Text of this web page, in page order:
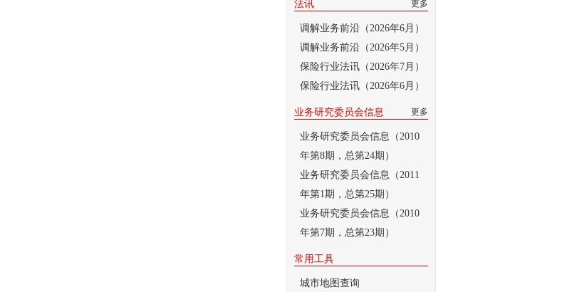
更多
法讯
调解业务前沿（2026年6月）
调解业务前沿（2026年5月）
保险行业法讯（2026年7月）
保险行业法讯（2026年6月）
更多
业务研究委员会信息
业务研究委员会信息（2010
年第8期，总第24期）
业务研究委员会信息（2011
年第1期，总第25期）
业务研究委员会信息（2010
年第7期，总第23期）
常用工具
城市地图查询